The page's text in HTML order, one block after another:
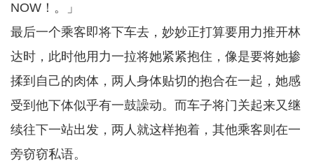
NOW！。」
最后一个乘客即将下车去，妙妙正打算要用力推开林
达时，此时他用力一拉将她紧紧抱住，像是要将她掺
揉到自己的肉体，两人身体贴切的抱合在一起，她感
受到他下体似乎有一鼓譟动。而车子将门关起来又继
续往下一站出发，两人就这样抱着，其他乘客则在一
旁窃窃私语。